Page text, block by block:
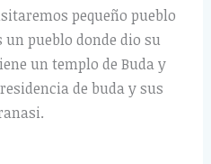
pequeño pueblo
un pueblo donde dio su
un templo de Buda y
de buda y sus